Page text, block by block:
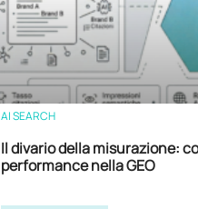
AI SEARCH
Il divario della misurazione:
performance nella GEO